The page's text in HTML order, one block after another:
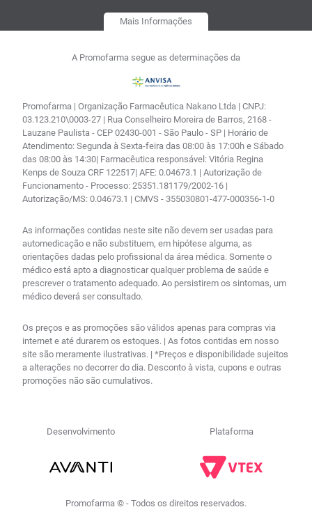
Mais Informações
A Promofarma segue as determinações da
Promofarma | Organização Farmacêutica Nakano Ltda | CNPJ:
03.123.210\0003-27 | Rua Conselheiro Moreira de Barros, 2168 -
Lauzane Paulista - CEP 02430-001 - São Paulo - SP | Horário de
Atendimento: Segunda à Sexta-feira das 08:00 às 17:00h e Sábado
das 08:00 às 14:30| Farmacêutica responsável: Vitória Regina
Kenps de Souza CRF 122517| AFE: 0.04673.1 | Autorização de
Funcionamento - Processo: 25351.181179/2002-16 |
Autorização/MS: 0.04673.1 | CMVS - 355030801-477-000356-1-0
As informações contidas neste site não devem ser usadas para
automedicação e não substituem, em hipótese alguma, as
orientações dadas pelo profissional da área médica. Somente o
médico está apto a diagnosticar qualquer problema de saúde e
prescrever o tratamento adequado. Ao persistirem os sintomas, um
médico deverá ser consultado.
Os preços e as promoções são válidos apenas para compras via
internet e até durarem os estoques. | As fotos contidas em nosso
site são meramente ilustrativas. | *Preços e disponibilidade sujeitos
a alterações no decorrer do dia. Desconto à vista, cupons e outras
promoções não são cumulativos.
Desenvolvimento Plataforma
Promofarma © - Todos os direitos reservados.